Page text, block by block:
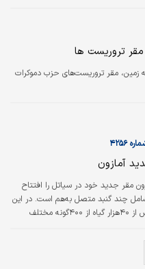
تروریست ها
زمین، مقر تروریست‌های حزب دموکرات
۴۲۵۶
آمازون
مقر جدید خود در سیاتل را افتتاح
چند گنبد متصل به‌هم است. در این
سازه بیش از ۴۰هزار گیاه از ۴۰۰گونه مختلف
را افتتاح کرد.